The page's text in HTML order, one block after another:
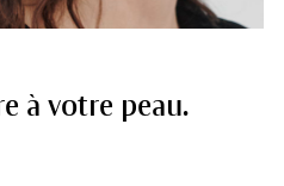
à votre peau.